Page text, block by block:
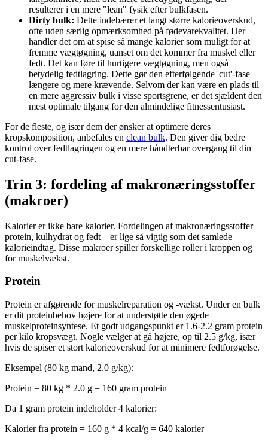
resulterer i en mere "lean" fysik efter bulkfasen.
Dirty bulk: Dette indebærer et langt større kalorieoverskud,
ofte uden særlig opmærksomhed på fødevarekvalitet. Her
handler det om at spise så mange kalorier som muligt for at
fremme vægtøgning, uanset om det kommer fra muskel eller
fedt. Det kan føre til hurtigere vægtøgning, men også
betydelig fedtlagring. Dette gør den efterfølgende 'cut'-fase
længere og mere krævende. Selvom der kan være en plads til
en mere aggressiv bulk i visse sportsgrene, er det sjældent den
mest optimale tilgang for den almindelige fitnessentusiast.
For de fleste, og især dem der ønsker at optimere deres
kropskomposition, anbefales en clean bulk. Den giver dig bedre
kontrol over fedtlagringen og en mere håndterbar overgang til din
cut-fase.
Trin 3: fordeling af makronæringsstoffer
(makroer)
Kalorier er ikke bare kalorier. Fordelingen af makronæringsstoffer –
protein, kulhydrat og fedt – er lige så vigtig som det samlede
kalorieindtag. Disse makroer spiller forskellige roller i kroppen og
for muskelvækst.
Protein
Protein er afgørende for muskelreparation og -vækst. Under en bulk
er dit proteinbehov højere for at understøtte den øgede
muskelproteinsyntese. Et godt udgangspunkt er 1.6-2.2 gram protein
per kilo kropsvægt. Nogle vælger at gå højere, op til 2.5 g/kg, især
hvis de spiser et stort kalorieoverskud for at minimere fedtforøgelse.
Eksempel (80 kg mand, 2.0 g/kg):
Protein = 80 kg * 2.0 g = 160 gram protein
Da 1 gram protein indeholder 4 kalorier:
Kalorier fra protein = 160 g * 4 kcal/g = 640 kalorier